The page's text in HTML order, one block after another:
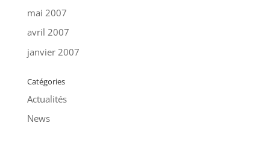
mai 2007
avril 2007
janvier 2007
Catégories
Actualités
News